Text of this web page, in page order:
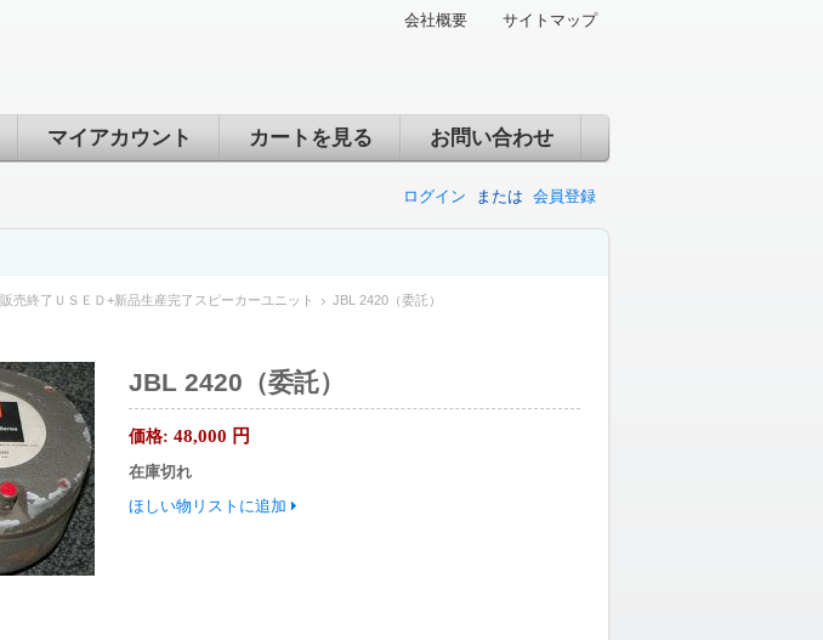
会社概要 サイトマップ
マイアカウント カートを見る お問い合わせ
ログイン または 会員登録
販売終了ＵＳＥＤ+新品生産完了スピーカーユニット JBL 2420（委託）
JBL 2420（委託）
価格: 48,000 円
在庫切れ
ほしい物リストに追加